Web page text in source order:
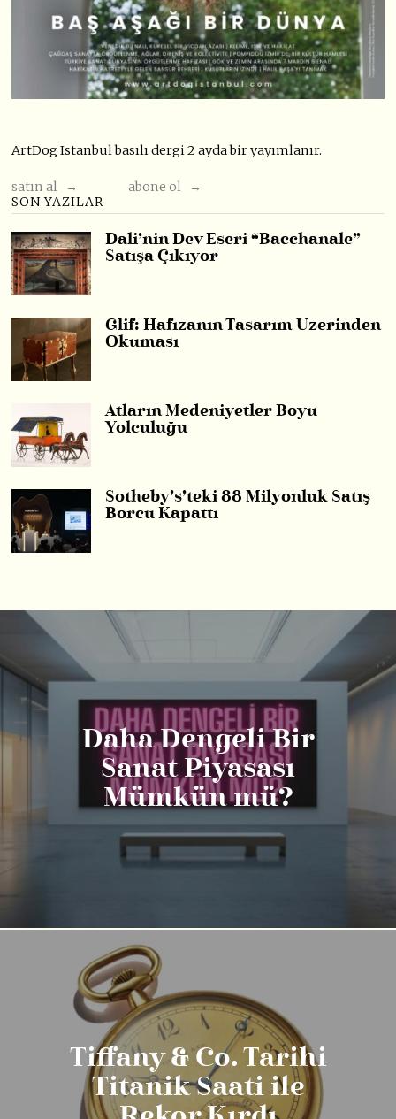
ArtDog Istanbul basılı dergi 2 ayda bir yayımlanır.
satın al →
abone ol →
SON YAZILAR
Dali’nin Dev Eseri “Bacchanale”
Satışa Çıkıyor
Glif: Hafızanın Tasarım Üzerinden
Okuması
Atların Medeniyetler Boyu
Yolculuğu
Sotheby’s’teki 88 Milyonluk Satış
Borcu Kapattı
Daha Dengeli Bir
Sanat Piyasası
Mümkün mü?
Tiffany & Co. Tarihi
Titanik Saati ile